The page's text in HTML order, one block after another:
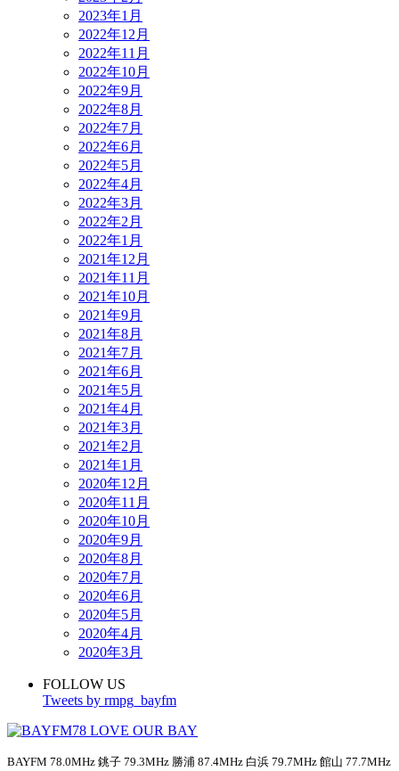
2023年1月
2022年12月
2022年11月
2022年10月
2022年9月
2022年8月
2022年7月
2022年6月
2022年5月
2022年4月
2022年3月
2022年2月
2022年1月
2021年12月
2021年11月
2021年10月
2021年9月
2021年8月
2021年7月
2021年6月
2021年5月
2021年4月
2021年3月
2021年2月
2021年1月
2020年12月
2020年11月
2020年10月
2020年9月
2020年8月
2020年7月
2020年6月
2020年5月
2020年4月
2020年3月
FOLLOW US
Tweets by rmpg_bayfm
BAYFM 78.0MHz 銚子 79.3MHz 勝浦 87.4MHz 白浜 79.7MHz 館山 77.7MHz